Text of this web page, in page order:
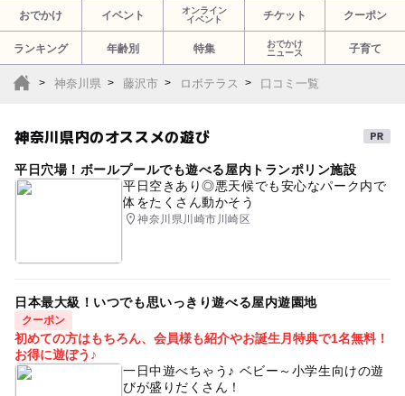
おでかけ イベント
オンライン
イベント
チケット クーポン
ランキング 年齢別 特集
おでかけ
ニュース
子育て
神奈川県 藤沢市 ロボテラス 口コミ一覧
神奈川県内のオススメの遊び
平日穴場！ボールプールでも遊べる屋内トランポリン施設
平日空きあり◎悪天候でも安心なパーク内で
体をたくさん動かそう
神奈川県川崎市川崎区
日本最大級！いつでも思いっきり遊べる屋内遊園地
クーポン
初めての方はもちろん、会員様も紹介やお誕生月特典で1名無料！
お得に遊ぼう♪
一日中遊べちゃう♪ ベビー～小学生向けの遊
びが盛りだくさん！